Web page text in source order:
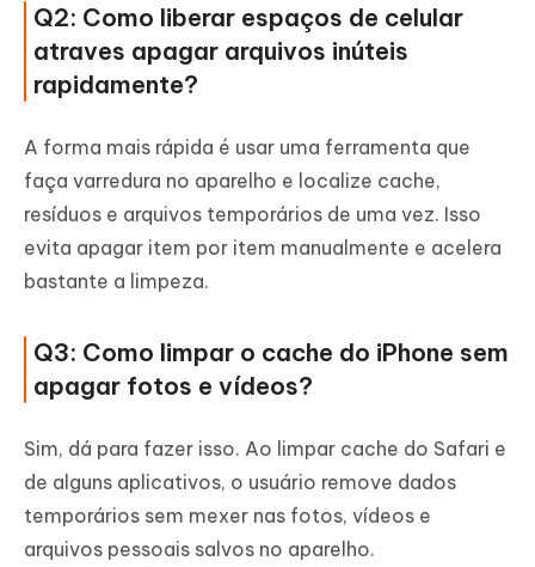
Q2: Como liberar espaços de celular
atraves apagar arquivos inúteis
rapidamente?
A forma mais rápida é usar uma ferramenta que
faça varredura no aparelho e localize cache,
resíduos e arquivos temporários de uma vez. Isso
evita apagar item por item manualmente e acelera
bastante a limpeza.
Q3: Como limpar o cache do iPhone sem
apagar fotos e vídeos?
Sim, dá para fazer isso. Ao limpar cache do Safari e
de alguns aplicativos, o usuário remove dados
temporários sem mexer nas fotos, vídeos e
arquivos pessoais salvos no aparelho.